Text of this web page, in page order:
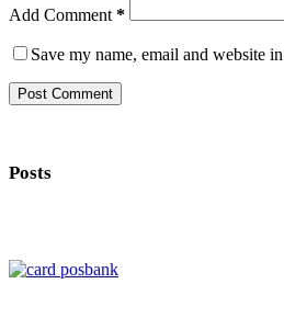
Add Comment *
Save my name, email and website
Post Comment
Posts